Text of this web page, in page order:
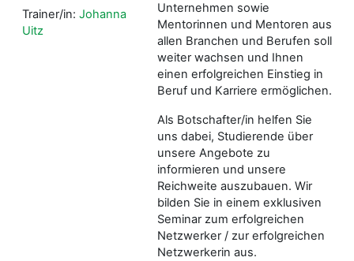
Unternehmen sowie
Mentorinnen und Mentoren aus
allen Branchen und Berufen soll
weiter wachsen und Ihnen
einen erfolgreichen Einstieg in
Beruf und Karriere ermöglichen.
Als Botschafter/in helfen Sie
uns dabei, Studierende über
unsere Angebote zu
informieren und unsere
Reichweite auszubauen. Wir
bilden Sie in einem exklusiven
Seminar zum erfolgreichen
Netzwerker / zur erfolgreichen
Netzwerkerin aus.
Trainer/in: Johanna
Uitz